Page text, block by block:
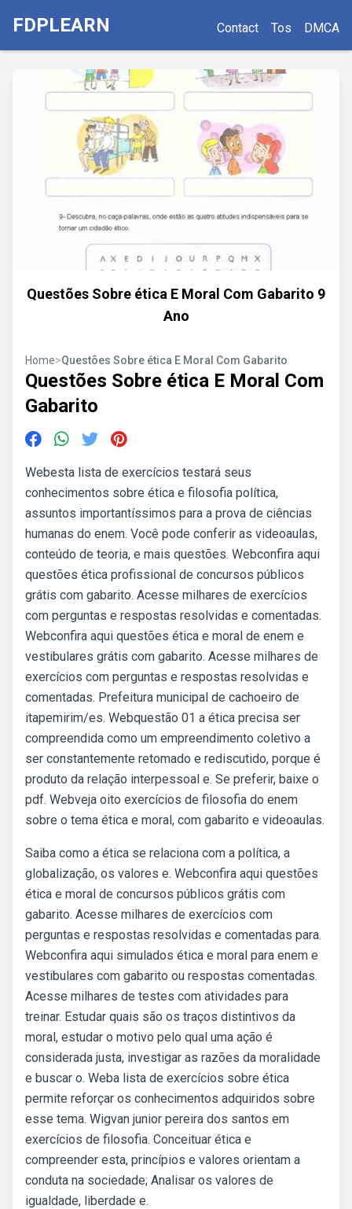
FDPLEARN Contact Tos DMCA
Questões Sobre ética E Moral Com Gabarito 9
Ano
Home>Questões Sobre ética E Moral Com Gabarito
Questões Sobre ética E Moral Com
Gabarito
Webesta lista de exercícios testará seus
conhecimentos sobre ética e filosofia política,
assuntos importantíssimos para a prova de ciências
humanas do enem. Você pode conferir as videoaulas,
conteúdo de teoria, e mais questões. Webconfira aqui
questões ética profissional de concursos públicos
grátis com gabarito. Acesse milhares de exercícios
com perguntas e respostas resolvidas e comentadas.
Webconfira aqui questões ética e moral de enem e
vestibulares grátis com gabarito. Acesse milhares de
exercícios com perguntas e respostas resolvidas e
comentadas. Prefeitura municipal de cachoeiro de
itapemirim/es. Webquestão 01 a ética precisa ser
compreendida como um empreendimento coletivo a
ser constantemente retomado e rediscutido, porque é
produto da relação interpessoal e. Se preferir, baixe o
pdf. Webveja oito exercícios de filosofia do enem
sobre o tema ética e moral, com gabarito e videoaulas.
Saiba como a ética se relaciona com a política, a
globalização, os valores e. Webconfira aqui questões
ética e moral de concursos públicos grátis com
gabarito. Acesse milhares de exercícios com
perguntas e respostas resolvidas e comentadas para.
Webconfira aqui simulados ética e moral para enem e
vestibulares com gabarito ou respostas comentadas.
Acesse milhares de testes com atividades para
treinar. Estudar quais são os traços distintivos da
moral, estudar o motivo pelo qual uma ação é
considerada justa, investigar as razões da moralidade
e buscar o. Weba lista de exercícios sobre ética
permite reforçar os conhecimentos adquiridos sobre
esse tema. Wigvan junior pereira dos santos em
exercícios de filosofia. Conceituar ética e
compreender esta, princípios e valores orientam a
conduta na sociedade; Analisar os valores de
igualdade, liberdade e.